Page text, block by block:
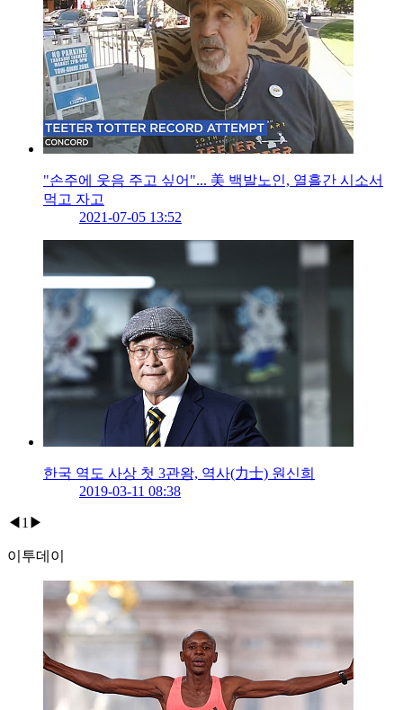
"손주에 웃음 주고 싶어"... 美 백발노인, 열흘간 시소서
먹고 자고
2021-07-05 13:52
한국 역도 사상 첫 3관왕, 역사(力士) 원신희
2019-03-11 08:38
◀ 1 ▶
이투데이